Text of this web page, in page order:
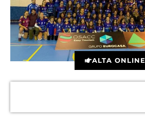
ALTA ONLINE